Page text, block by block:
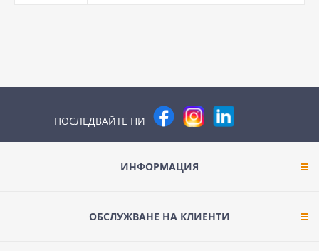
ПОСЛЕДВАЙТЕ НИ
ИНФОРМАЦИЯ
ОБСЛУЖВАНЕ НА КЛИЕНТИ